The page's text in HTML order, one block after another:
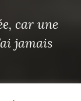
car une
jamais